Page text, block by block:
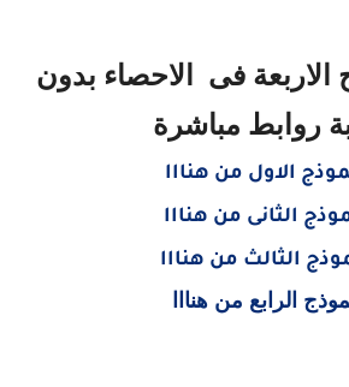
الاربعة فى الاحصاء بدون
روابط مباشرة
الاول من هنااا
الثانى من هنااا
الثالث من هنااا
ذج الرابع من هنااا